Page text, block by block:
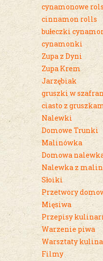
cynamonowe
cinnamon rolls
bułeczki
cynamonki
Zupa z Dyni
Zupa Krem
Jarzębiak
gruszki w
ciasto z
Nalewki
Domowe Trunki
Malinówka
Domowa
Nalewka z malin
Słoiki
Przetwory
Mięsiwa
Przepisy
Warzenie piwa
Warsztaty
Filmy